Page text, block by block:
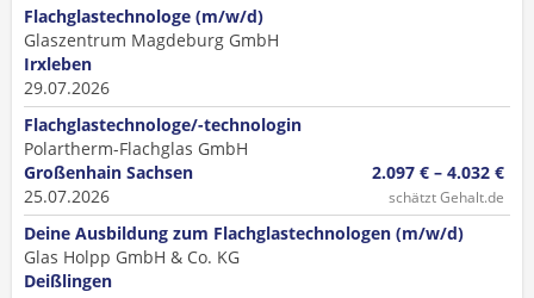
Flachglastechnologe (m/w/d)
Glaszentrum Magdeburg GmbH
Irxleben
29.07.2026
Flachglastechnologe/-technologin
Polartherm-Flachglas GmbH
Großenhain Sachsen
25.07.2026
2.097 € – 4.032 €
schätzt Gehalt.de
Deine Ausbildung zum Flachglastechnologen (m/w/d)
Glas Holpp GmbH & Co. KG
Deißlingen